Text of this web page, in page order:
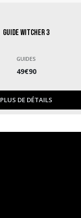
Guide Witcher 3
GUIDES
49€90
PLUS DE DÉTAILS